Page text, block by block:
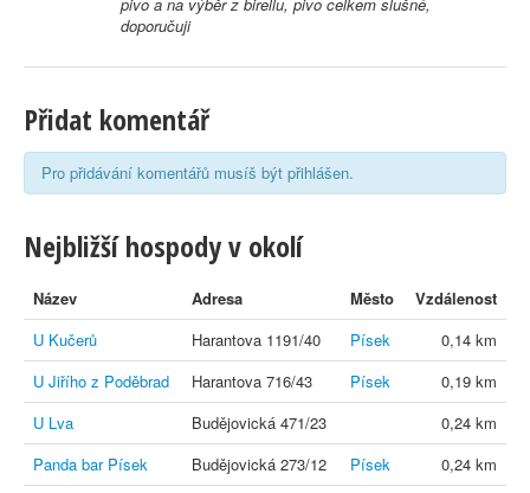
doporučuji
Přidat komentář
Pro přidávání komentářů musíš být přihlášen.
Nejbližší hospody v okolí
Název Adresa Město
Vzdálenost
U Kučerů
Harantova 1191/40 Písek
0,14 km
U Jiřího z Poděbrad
Harantova 716/43 Písek
0,19 km
U Lva
Budějovická 471/23
0,24 km
Panda bar Písek
Budějovická 273/12 Písek
0,24 km